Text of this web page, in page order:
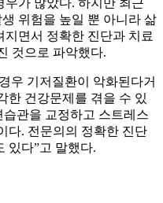
가 많았다. 하지만 최근
위험을 높일 뿐 아니라 삶
면서 정확한 진단과 치료
것으로 파악했다.
우 기저질환이 악화된다거
한 건강문제를 겪을 수 있
관을 교정하고 스트레스
다. 전문의의 정확한 진단
있다”고 말했다.